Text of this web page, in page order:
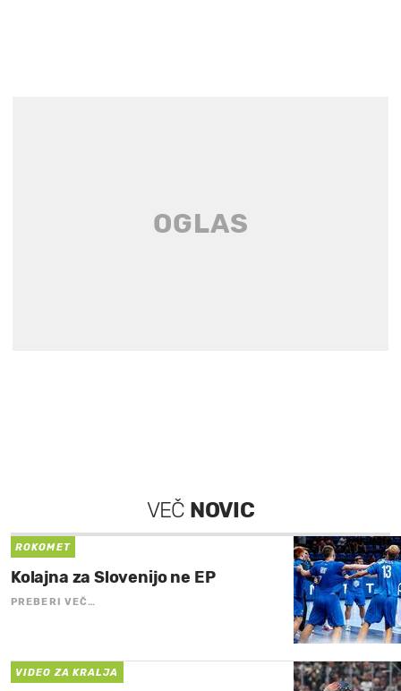
VEČ NOVIC
ROKOMET
Kolajna za Slovenijo ne EP
PREBERI VEČ…
VIDEO ZA KRALJA